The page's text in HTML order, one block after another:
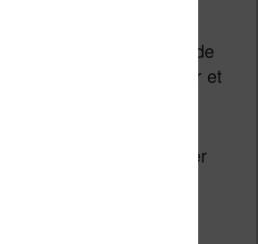
peu moins pressé et
concernant la qualité de
pouvez vous procurer et
d’occasion.
solutions : regarder
site qui propose de
les petites